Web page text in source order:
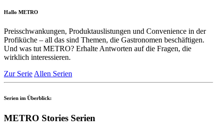
Hallo METRO
Preisschwankungen, Produktauslistungen und Convenience in der
Profiküche – all das sind Themen, die Gastronomen beschäftigen.
Und was tut METRO? Erhalte Antworten auf die Fragen, die
wirklich interessieren.
Zur Serie Allen Serien
Serien im Überblick:
METRO Stories Serien